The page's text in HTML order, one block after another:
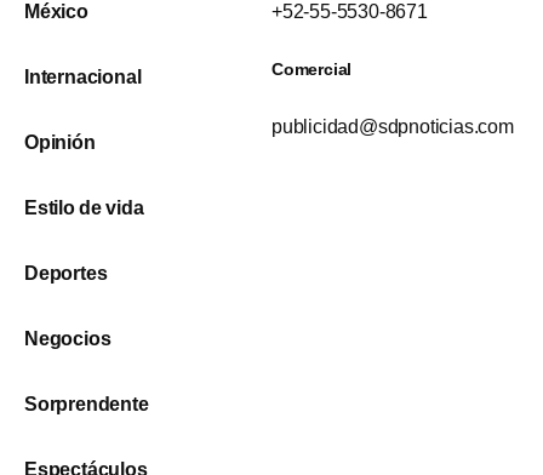
México
Internacional
Opinión
Estilo de vida
Deportes
Negocios
Sorprendente
Espectáculos
+52-55-5530-8671
Comercial
publicidad@sdpnoticias.com